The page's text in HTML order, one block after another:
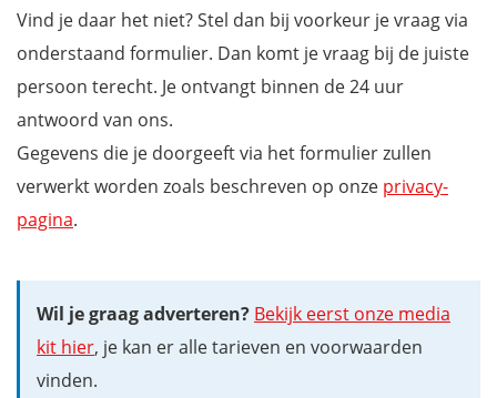
Vind je daar het niet? Stel dan bij voorkeur je vraag via
onderstaand formulier. Dan komt je vraag bij de juiste
persoon terecht. Je ontvangt binnen de 24 uur
antwoord van ons.
Gegevens die je doorgeeft via het formulier zullen
verwerkt worden zoals beschreven op onze privacy-
pagina.
Wil je graag adverteren? Bekijk eerst onze media
kit hier, je kan er alle tarieven en voorwaarden
vinden.